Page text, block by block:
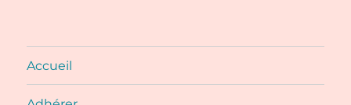
Accueil